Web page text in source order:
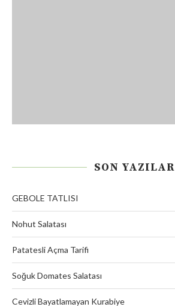
SON YAZILAR
GEBOLE TATLISI
Nohut Salatası
Patatesli Açma Tarifi
Soğuk Domates Salatası
Cevizli Bayatlamayan Kurabiye